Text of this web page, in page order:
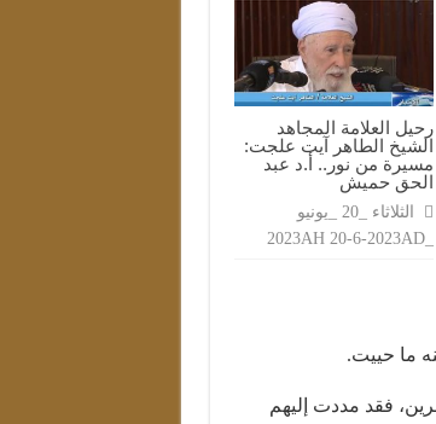
رحيل العلامة المجاهد
الشيخ الطاهر آيت علجت:
مسيرة من نور.. أ.د عبد
الحق حميش
الثلاثاء _20 _يونيو
_2023AH 20-6-2023AD
ما حييت.
فقد مددت إليهم